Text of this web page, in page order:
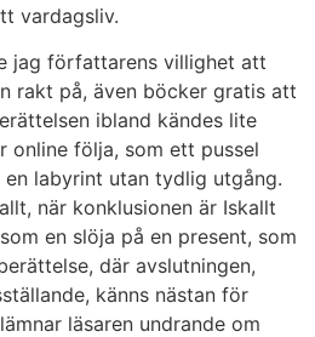
vardagsliv.
jag författarens villighet att
rakt på, även böcker gratis att
ibland kändes lite
online följa, som ett pussel
labyrint utan tydlig utgång.
när konklusionen är Iskallt
en slöja på en present, som
där avslutningen,
känns nästan för
läsaren undrande om